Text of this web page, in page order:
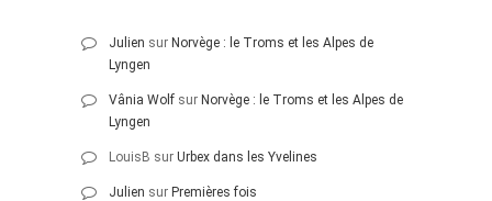
Julien sur Norvège : le Troms et les Alpes de
Lyngen
Vânia Wolf sur Norvège : le Troms et les Alpes de
Lyngen
LouisB sur Urbex dans les Yvelines
Julien sur Premières fois